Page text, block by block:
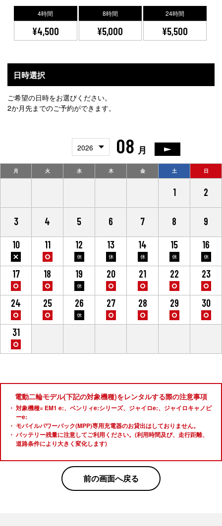
4時間
¥4,500
8時間
¥5,000
24時間
¥5,500
日時選択
ご希望の日時をお選びください。
2か月先までのご予約ができます。
2026 08 月
月 火 水 木 金 土 日
1 2
3 4 5 6 7 8
9
10
11 12 13 14 15 16
17 18 19 20 21 22 23
24 25 26 27 28 29 30
31
電動二輪モデル(下記の対象機種)をレンタルする際の注意事項
対象機種= EM1 e:、ベンリィe:シリーズ、ジャイロe:、ジャイロキャノピ
ーe:
モバイルパワーパック(MPP)専用充電器のお貸出はしておりません。
バッテリー残量に注意してご利用ください。(利用時間及び、走行距離、
道路条件により大きく変化します)
前の画面へ戻る